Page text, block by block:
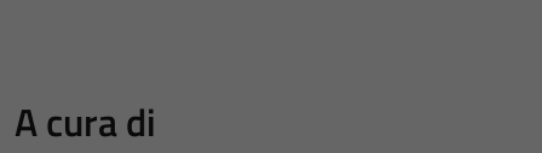
A cura di